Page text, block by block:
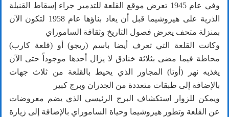
وفي عام 1945 تعرض موقع القلعة للتدمير جراء إسقاط القنبلة
الذرية على هيروشيما قبل أن يعاد بناؤها عام 1958 لتكون الآن
بمنزلة متحف يعرض فصول التاريخ وثقافة الساموراي
وكانت القلعة التي تعرف أيضا باسم (ريجو) أو (قلعة كارب)
محاطة فيما مضى بثلاثة خنادق لا يزال أحدها موجوداً حتى الآن
يغذيه نهر (أوتا) المجاور الذي يحيط بالقلعة من ثلاث جهات
بالإضافة إلى طبقات متعددة من الجدران وبرج كبير
ويمكن للزوار استكشاف البرج الرئيسي الذي يضم معروضات
عن القلعة وتطور هيروشيما وحياة الساموراي بالإضافة إلى زيارة